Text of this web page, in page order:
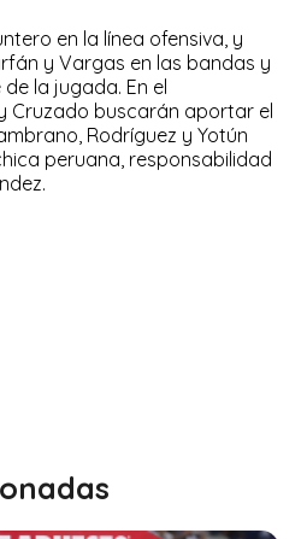
en la línea ofensiva, y
y Vargas en las bandas y
la jugada. En el
Cruzado buscarán aportar el
Rodríguez y Yotún
peruana, responsabilidad